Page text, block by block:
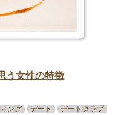
う女性の特徴
ング デート
デートクラブ